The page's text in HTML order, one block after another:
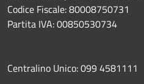
Codice Fiscale: 80008750731
Partita IVA: 00850530734
Centralino Unico: 099 4581111